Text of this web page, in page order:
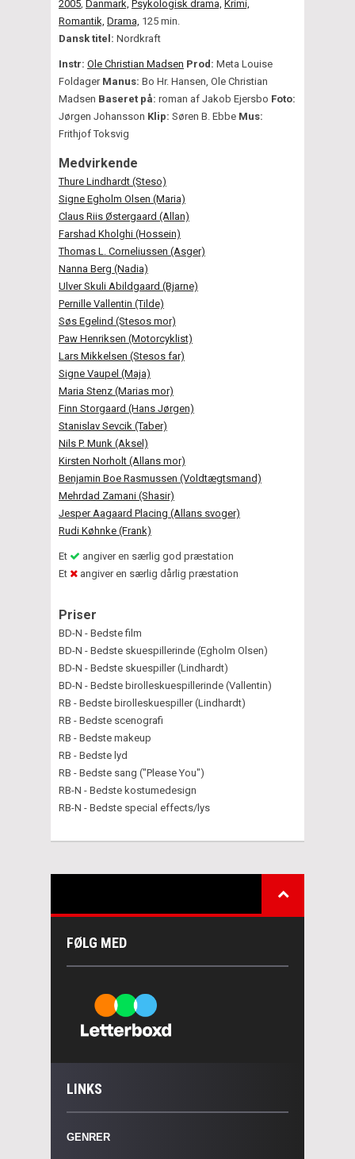
2005 Danmark, Psykologisk drama, Krimi,
Romantik, Drama, 125 min.
Dansk titel: Nordkraft
Instr: Ole Christian Madsen Prod: Meta Louise
Foldager Manus: Bo Hr. Hansen, Ole Christian
Madsen Baseret på: roman af Jakob Ejersbo Foto:
Jørgen Johansson Klip: Søren B. Ebbe Mus:
Frithjof Toksvig
Medvirkende
Thure Lindhardt (Steso)
Signe Egholm Olsen (Maria)
Claus Riis Østergaard (Allan)
Farshad Kholghi (Hossein)
Thomas L. Corneliussen (Asger)
Nanna Berg (Nadia)
Ulver Skuli Abildgaard (Bjarne)
Pernille Vallentin (Tilde)
Søs Egelind (Stesos mor)
Paw Henriksen (Motorcyklist)
Lars Mikkelsen (Stesos far)
Signe Vaupel (Maja)
Maria Stenz (Marias mor)
Finn Storgaard (Hans Jørgen)
Stanislav Sevcik (Taber)
Nils P. Munk (Aksel)
Kirsten Norholt (Allans mor)
Benjamin Boe Rasmussen (Voldtægtsmand)
Mehrdad Zamani (Shasir)
Jesper Aagaard Placing (Allans svoger)
Rudi Køhnke (Frank)
Et
angiver en særlig god præstation
Et
angiver en særlig dårlig præstation
Priser
BD-N - Bedste film
BD-N - Bedste skuespillerinde (Egholm Olsen)
BD-N - Bedste skuespiller (Lindhardt)
BD-N - Bedste birolleskuespillerinde (Vallentin)
RB - Bedste birolleskuespiller (Lindhardt)
RB - Bedste scenografi
RB - Bedste makeup
RB - Bedste lyd
RB - Bedste sang ("Please You")
RB-N - Bedste kostumedesign
RB-N - Bedste special effects/lys
FØLG MED
LINKS
GENRER